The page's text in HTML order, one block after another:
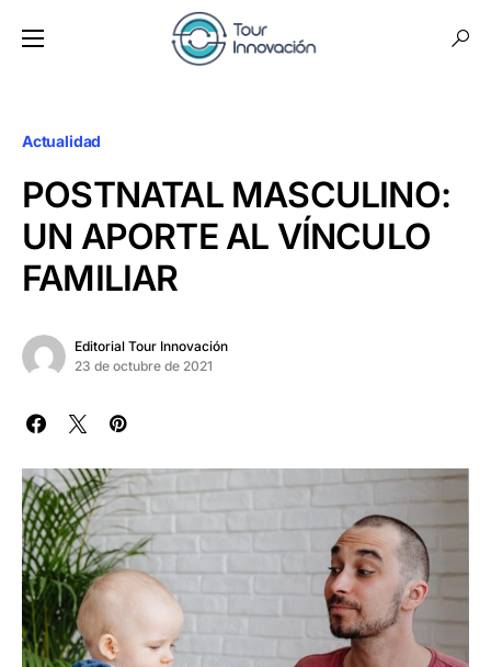
Actualidad
POSTNATAL MASCULINO:
UN APORTE AL VÍNCULO
FAMILIAR
Editorial Tour Innovación
23 de octubre de 2021